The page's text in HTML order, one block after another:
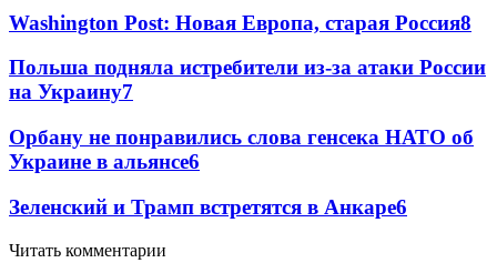
Washington Post: Новая Европа, старая Россия8
Польша подняла истребители из-за атаки России
на Украину7
Орбану не понравились слова генсека НАТО об
Украине в альянсе6
Зеленский и Трамп встретятся в Анкаре6
Читать комментарии